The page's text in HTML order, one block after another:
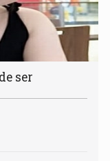
ser